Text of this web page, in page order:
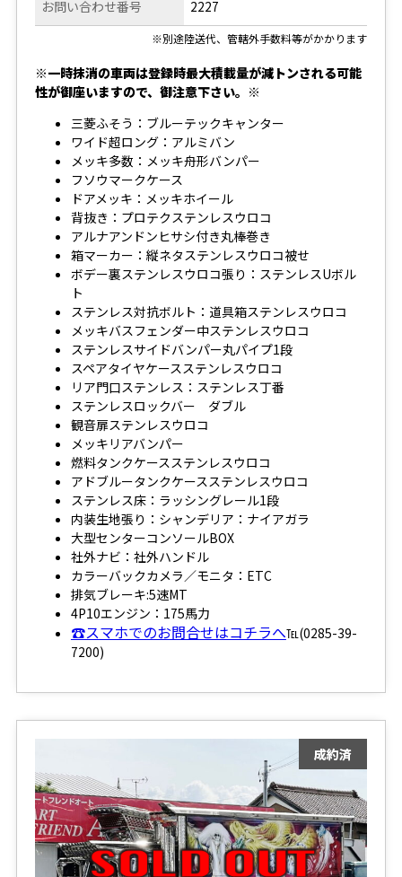
お問い合わせ番号 2227
※別途陸送代、管轄外手数料等がかかります
※一時抹消の車両は登録時最大積載量が減トンされる可能
性が御座いますので、御注意下さい。※
三菱ふそう：ブルーテックキャンター
ワイド超ロング：アルミバン
メッキ多数：メッキ舟形バンパー
フソウマークケース
ドアメッキ：メッキホイール
背抜き：プロテクステンレスウロコ
アルナアンドンヒサシ付き丸棒巻き
箱マーカー：縦ネタステンレスウロコ被せ
ボデー裏ステンレスウロコ張り：ステンレスUボル
ト
ステンレス対抗ボルト：道具箱ステンレスウロコ
メッキバスフェンダー中ステンレスウロコ
ステンレスサイドバンパー丸パイプ1段
スペアタイヤケースステンレスウロコ
リア門口ステンレス：ステンレス丁番
ステンレスロックバー ダブル
観音扉ステンレスウロコ
メッキリアバンパー
燃料タンクケースステンレスウロコ
アドブルータンクケースステンレスウロコ
ステンレス床：ラッシングレール1段
内装生地張り：シャンデリア：ナイアガラ
大型センターコンソールBOX
社外ナビ：社外ハンドル
カラーバックカメラ／モニタ：ETC
排気ブレーキ:5速MT
4P10エンジン：175馬力
☎スマホでのお問合せはコチラへ℡(0285-39-
7200)